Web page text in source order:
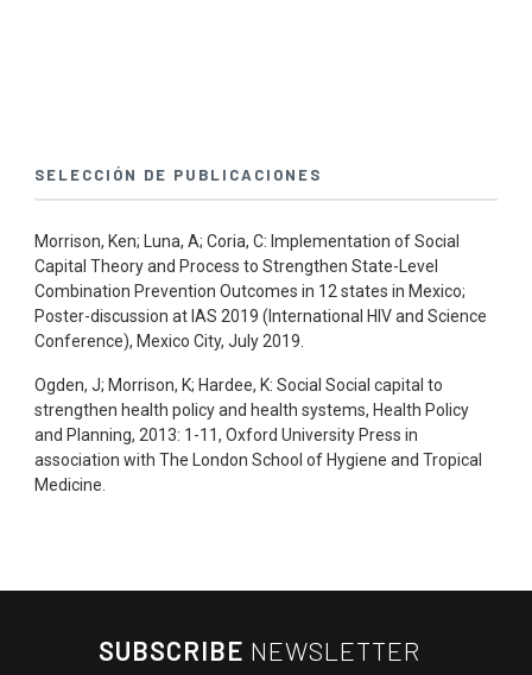
SELECCIÓN DE PUBLICACIONES
Morrison, Ken; Luna, A; Coria, C: Implementation of Social
Capital Theory and Process to Strengthen State-Level
Combination Prevention Outcomes in 12 states in Mexico;
Poster-discussion at IAS 2019 (International HIV and Science
Conference), Mexico City, July 2019.
Ogden, J; Morrison, K; Hardee, K: Social Social capital to
strengthen health policy and health systems, Health Policy
and Planning, 2013: 1-11, Oxford University Press in
association with The London School of Hygiene and Tropical
Medicine.
SUBSCRIBE NEWSLETTER